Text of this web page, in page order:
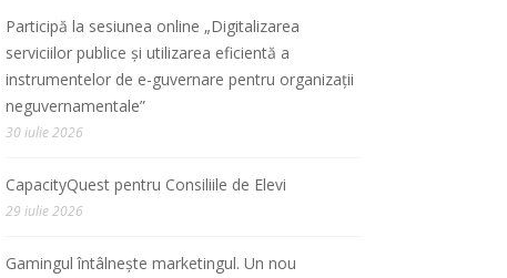
Participă la sesiunea online „Digitalizarea
serviciilor publice și utilizarea eficientă a
instrumentelor de e-guvernare pentru organizații
neguvernamentale”
30 iulie 2026
CapacityQuest pentru Consiliile de Elevi
29 iulie 2026
Gamingul întâlnește marketingul. Un nou